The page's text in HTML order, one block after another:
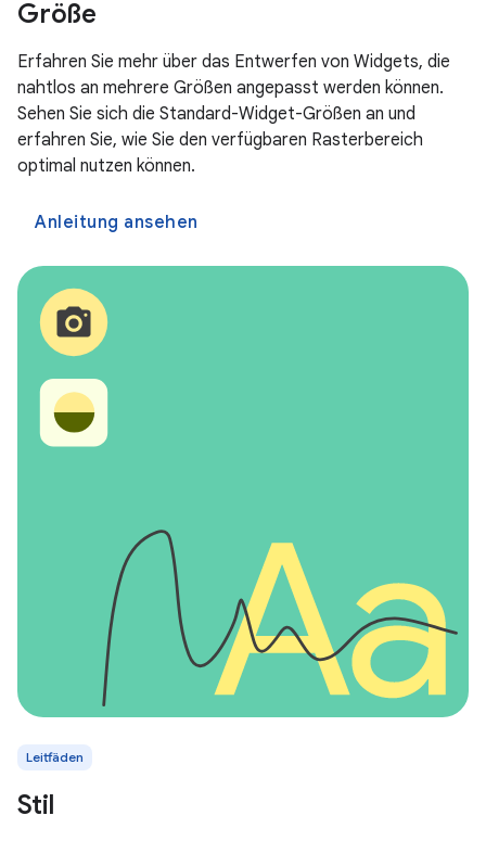
Größe
Erfahren Sie mehr über das Entwerfen von Widgets, die
nahtlos an mehrere Größen angepasst werden können.
Sehen Sie sich die Standard-Widget-Größen an und
erfahren Sie, wie Sie den verfügbaren Rasterbereich
optimal nutzen können.
Anleitung ansehen
Leitfäden
Stil